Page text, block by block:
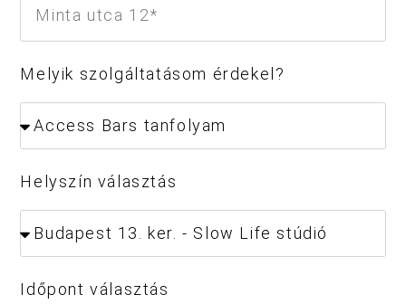
Melyik szolgáltatásom érdekel?
Helyszín választás
Időpont választás